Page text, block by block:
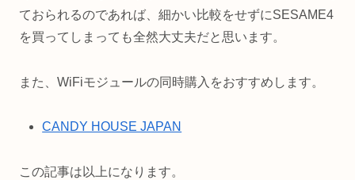
ておられるのであれば、細かい比較をせずにSESAME4
を買ってしまっても全然大丈夫だと思います。
また、WiFiモジュールの同時購入をおすすめします。
CANDY HOUSE JAPAN
この記事は以上になります。